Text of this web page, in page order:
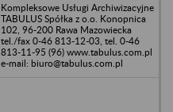
Kompleksowe Usługi Archiwizacyjne
TABULUS Spółka z o.o. Konopnica
102, 96-200 Rawa Mazowiecka
tel./fax 0-46 813-12-03, tel. 0-46
813-11-95 (96) www.tabulus.com.pl
e-mail: biuro@tabulus.com.pl